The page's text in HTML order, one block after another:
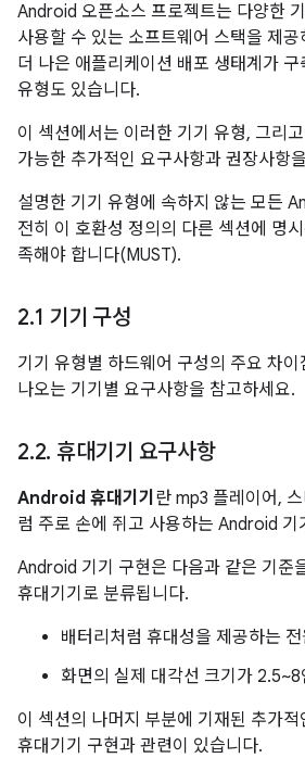
Android 오픈소스 프로젝트는 다양한
사용할 수 있는 소프트웨어 스택을 제
더 나은 애플리케이션 배포 생태계가 구
유형도 있습니다.
이 섹션에서는 이러한 기기 유형, 그리
가능한 추가적인 요구사항과 권장사항
설명한 기기 유형에 속하지 않는 모든
전히 이 호환성 정의의 다른 섹션에 명
족해야 합니다(MUST).
2.1 기기 구성
기기 유형별 하드웨어 구성의 주요 차이
나오는 기기별 요구사항을 참고하세요.
2.2. 휴대기기 요구사항
Android 휴대기기 란 mp3 플레이어,
럼 주로 손에 쥐고 사용하는 Android 기
Android 기기 구현은 다음과 같은 기준
휴대기기로 분류됩니다.
배터리처럼 휴대성을 제공하는
화면의 실제 대각선 크기가
이 섹션의 나머지 부분에 기재된 추가
휴대기기 구현과 관련이 있습니다.